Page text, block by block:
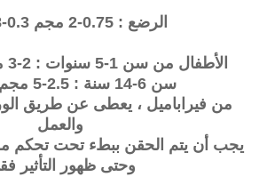
الرضع : 0.75-2 مجم 0.3-0.8 مل
الأطفال من سن 1-5 سنوات : 2-3 مجم 0.8-1.2 مل
سن 6-14 سنة : 2.5-5 مجم 1-2 مل
من فيراباميل ، يعطى عن طريق
والعمل
يجب أن يتم الحقن ببطء تحت تحكم
وحتى ظهور التأثير